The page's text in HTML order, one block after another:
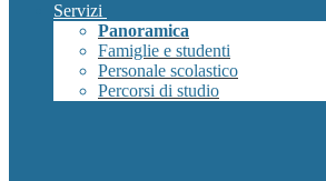
Servizi
Panoramica
Famiglie e studenti
Personale scolastico
Percorsi di studio